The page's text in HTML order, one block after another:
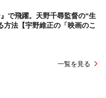
で飛躍。天野千尋監督の“生
方法【宇野維正の「映画のこ
一覧を見る